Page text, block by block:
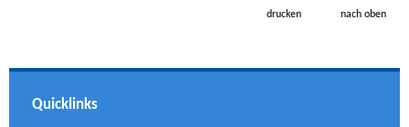
drucken nach oben
Quicklinks